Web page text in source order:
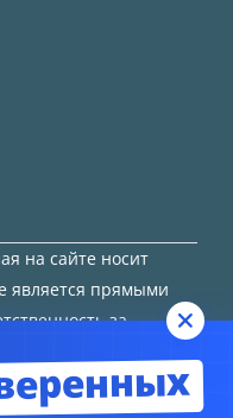
на сайте носит
является прямыми
за